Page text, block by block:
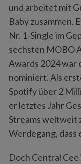
und arbeitet mit
Baby zusammen.
Nr. 1-Single im
sechsten MOBO
Awards 2024 war
nominiert. Als
Spotify über 2
er letztes Jahr
Streams weltweit
Werdegang, dass
Doch Central